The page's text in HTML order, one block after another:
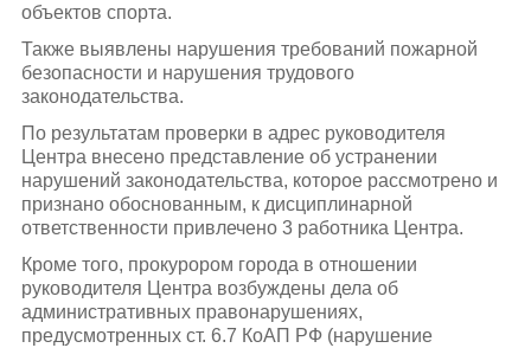
объектов спорта.
Также выявлены нарушения требований пожарной
безопасности и нарушения трудового
законодательства.
По результатам проверки в адрес руководителя
Центра внесено представление об устранении
нарушений законодательства, которое рассмотрено и
признано обоснованным, к дисциплинарной
ответственности привлечено 3 работника Центра.
Кроме того, прокурором города в отношении
руководителя Центра возбуждены дела об
административных правонарушениях,
предусмотренных ст. 6.7 КоАП РФ (нарушение